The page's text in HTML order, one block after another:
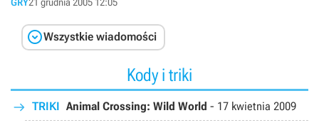
Wszystkie wiadomości
Kody i triki
TRIKI Animal Crossing: Wild World - 17 kwietnia 2009